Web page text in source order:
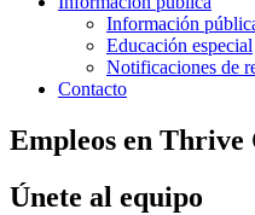
Información
Educación especial
Notificaciones de
Contacto
Empleos en Thrive
Únete al equipo